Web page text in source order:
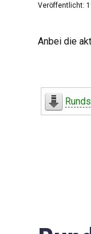
Veröffentlicht:
Anbei die